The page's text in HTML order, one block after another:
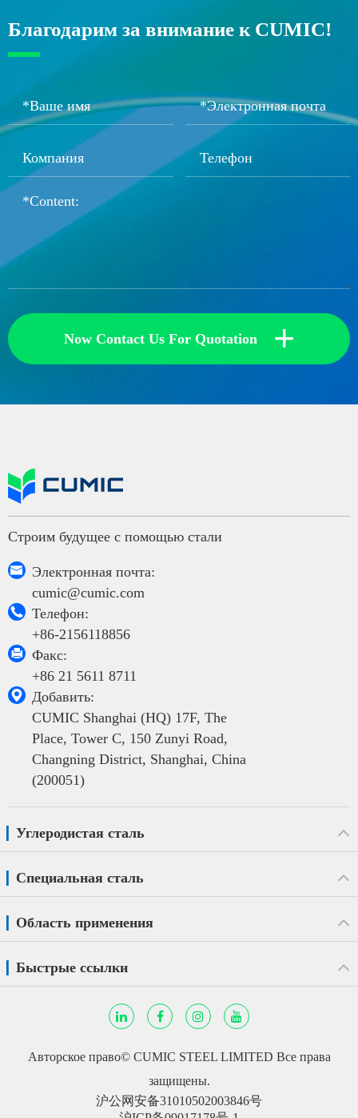
Благодарим за внимание к CUMIC!
Now Contact Us For Quotation +
Строим будущее с помощью стали

Электронная почта:
cumic@cumic.com

Телефон:
+86-2156118856

Факс:
+86 21 5611 8711

Добавить:
CUMIC Shanghai (HQ) 17F, The
Place, Tower C, 150 Zunyi Road,
Changning District, Shanghai, China
(200051)
Углеродистая сталь
Специальная сталь
Область применения
Быстрые ссылки
Авторское право© CUMIC STEEL LIMITED Все права
защищены.
沪公网安备31010502003846号